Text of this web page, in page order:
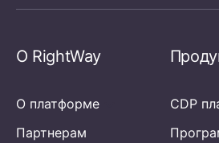
О RightWay
О платформе
Партнерам
CDP